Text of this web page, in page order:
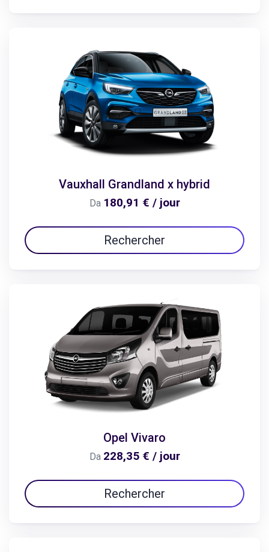
Vauxhall Grandland x hybrid
Da 180,91 € / jour
Rechercher
Opel Vivaro
Da 228,35 € / jour
Rechercher